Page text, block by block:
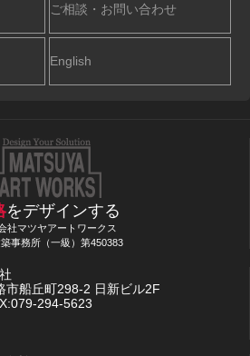
ご相談・お問い合わせ
English
をデザインする
社マツヤアートワークス
事務所（一級）第450383
船丘町298-2 日新ビル2F
294-5623